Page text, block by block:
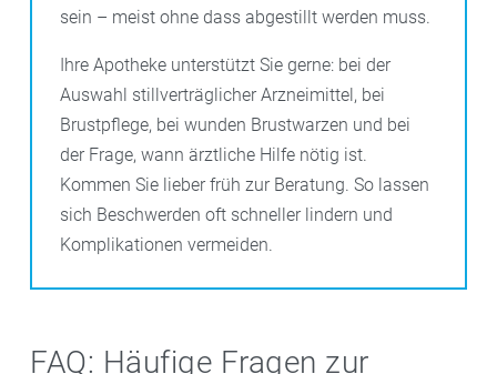
sein – meist ohne dass abgestillt werden muss.
Ihre Apotheke unterstützt Sie gerne: bei der
Auswahl stillverträglicher Arzneimittel, bei
Brustpflege, bei wunden Brustwarzen und bei
der Frage, wann ärztliche Hilfe nötig ist.
Kommen Sie lieber früh zur Beratung. So lassen
sich Beschwerden oft schneller lindern und
Komplikationen vermeiden.
FAQ: Häufige Fragen zur